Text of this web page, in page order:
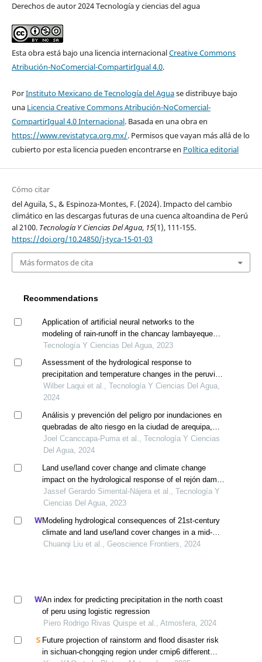
Derechos de autor 2024 Tecnología y ciencias del agua
Esta obra está bajo una licencia internacionalCreative Commons
Atribución-NoComercial-CompartirIgual 4.0.
PorInstituto Mexicano de Tecnología del Aguase distribuye bajo
una Licencia Creative Commons Atribución-NoComercial-
CompartirIgual 4.0 Internacional. Basada en una obra en
https://www.revistatyca.org.mx/. Permisos que vayan más allá de lo
cubierto por esta licencia pueden encontrarse en Política editorial
Cómo citar
del Aguila, S., & Espinoza-Montes, F. (2024). Impacto del cambio
climático en las descargas futuras de una cuenca altoandina de Perú
al 2100. Tecnología Y Ciencias Del Agua, 15(1), 111-155.
https://doi.org/10.24850/j-tyca-15-01-03
Más formatos de cita
Recommendations
Application of artificial neural networks to the
modeling of rain-runoff in the chancay lambayeque
river basin
Tecnología Y Ciencias Del Agua, 2023
Assessment of the hydrological response to
precipitation and temperature changes in the peruvian
altiplano
Wilber Laqui et al., Tecnología Y Ciencias Del Agua,
2024
Análisis y prevención del peligro por inundaciones en
quebradas de alto riesgo en la ciudad de arequipa,
perú
Joel Ccanccapa-Puma et al., Tecnología Y Ciencias
Del Agua, 2024
Land use/land cover change and climate change
impact on the hydrological response of el rejón dam
watershed using artificial intelligence
Jassef Gerardo Simental-Nájera et al., Tecnología Y
Ciencias Del Agua, 2023
Modeling hydrological consequences of 21st-century
climate and land use/land cover changes in a mid-
high latitude watershed
Chuanqi Liu et al., Geoscience Frontiers, 2024
An index for predicting precipitation in the north coast
of peru using logistic regression
Piero Rodrigo Rivas Quispe et al., Atmosfera, 2024
Future projection of rainstorm and flood disaster risk
in sichuan-chongqing region under cmip6 different